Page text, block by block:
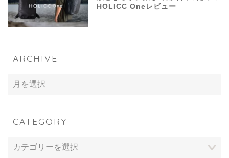
HOLICC Oneレビュー
ARCHIVE
CATEGORY